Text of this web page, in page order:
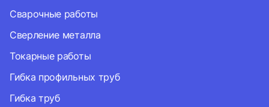
Сварочные работы
Сверление металла
Токарные работы
Гибка профильных труб
Гибка труб